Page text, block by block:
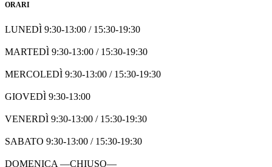
ORARI
LUNEDÌ 9:30-13:00 / 15:30-19:30
MARTEDÌ 9:30-13:00 / 15:30-19:30
MERCOLEDÌ 9:30-13:00 / 15:30-19:30
GIOVEDÌ 9:30-13:00
VENERDÌ 9:30-13:00 / 15:30-19:30
SABATO 9:30-13:00 / 15:30-19:30
DOMENICA —CHIUSO—